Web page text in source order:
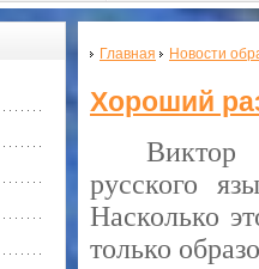
Главная Новости
Хороший
Виктор
русского
Насколько
только